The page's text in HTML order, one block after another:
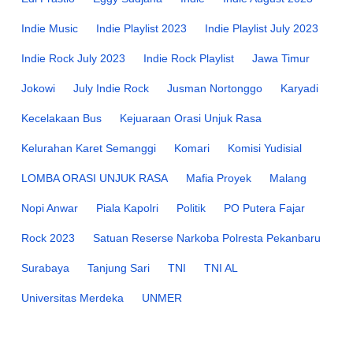
Indie Music Indie Playlist 2023 Indie Playlist July 2023
Indie Rock July 2023 Indie Rock Playlist Jawa Timur
Jokowi July Indie Rock Jusman Nortonggo Karyadi
Kecelakaan Bus Kejuaraan Orasi Unjuk Rasa
Kelurahan Karet Semanggi Komari Komisi Yudisial
LOMBA ORASI UNJUK RASA Mafia Proyek Malang
Nopi Anwar Piala Kapolri Politik PO Putera Fajar
Rock 2023 Satuan Reserse Narkoba Polresta Pekanbaru
Surabaya Tanjung Sari TNI TNI AL
Universitas Merdeka UNMER